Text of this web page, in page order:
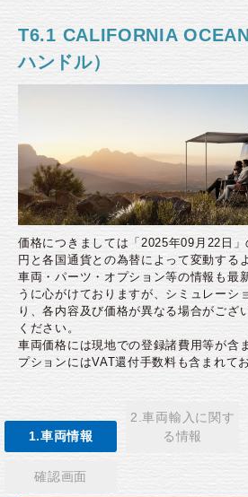
T6.1 CALIFORNIA
ハンドル）
価格につきましては「2025年09月22日
円と各国通貨との為替によって変動する
車両・パーツ・オプション等の情報も最
うに心がけておりますが、シミュレーシ
り、各内容及び価格が異なる場合がござ
ください。
車両価格には現地での登録諸費用等が含
プションにはVAT還付手数料も含まれて
1.車両情報
2.車両輸入に関す
る情報
確認画面